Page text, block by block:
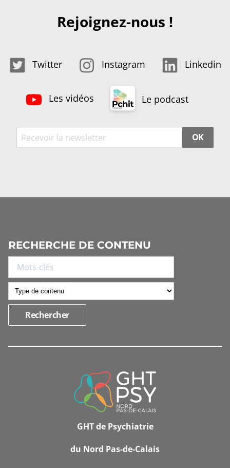
Rejoignez-nous !
Twitter Instagram Linkedin
Les vidéos Le podcast
OK
RECHERCHE DE CONTENU
INFORMATIONS
GHT de Psychiatrie
du Nord Pas-de-Calais